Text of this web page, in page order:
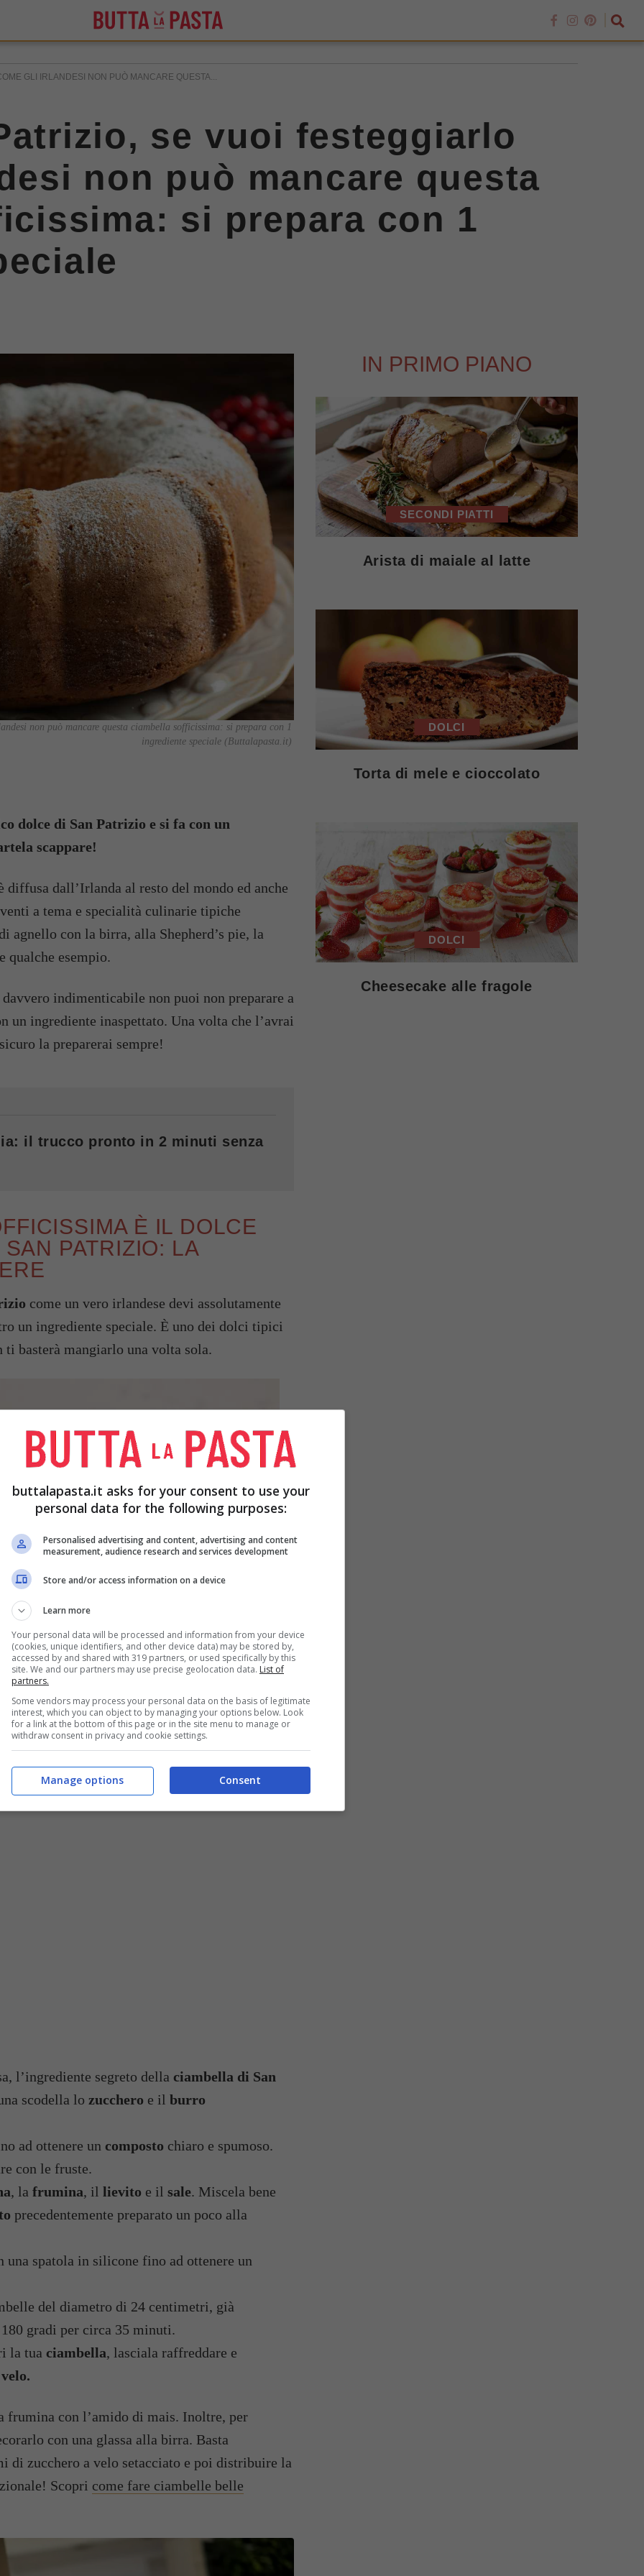
GLI IRLANDESI NON PUÒ MANCARE QUESTA...
se vuoi festeggiarlo
non può mancare questa
si prepara con 1
non può mancare questa ciambella sofficissima: si prepara con 1
ingrediente speciale (Buttalapasta.it)
dolce di San Patrizio e si fa con un
scappare!
dall’Irlanda al resto del mondo ed anche
a tema e specialità culinarie tipiche
agnello con la birra, alla Shepherd’s pie, la
qualche esempio.
indimenticabile non puoi non preparare a
un ingrediente inaspettato. Una volta che l’avrai
la preparerai sempre!
il trucco pronto in 2 minuti senza
È IL DOLCE
PATRIZIO: LA
come un vero irlandese devi assolutamente
un ingrediente speciale. È uno dei dolci tipici
ti basterà mangiarlo una volta sola.
festa di San Patrizio: la ricetta da non perdere (Buttalapasta.it)
DA 24 CM
l’ingrediente segreto della ciambella di San
scodella lo zucchero e il burro
ad ottenere un composto chiaro e spumoso.
con le fruste.
, la frumina, il lievito e il sale. Miscela bene
precedentemente preparato un poco alla
una spatola in silicone fino ad ottenere un
del diametro di 24 centimetri, già
gradi per circa 35 minuti.
la tua ciambella, lasciala raffreddare e
frumina con l’amido di mais. Inoltre, per
con una glassa alla birra. Basta
di zucchero a velo setacciato e poi distribuire la
Scopri come fare ciambelle belle
IN PRIMO PIANO
SECONDI PIATTI
Arista di maiale al latte
DOLCI
Torta di mele e cioccolato
DOLCI
Cheesecake alle fragole
buttalapasta.it asks for your consent to use your
personal data for the following purposes:
Personalised advertising and content, advertising and content
measurement, audience research and services development
Store and/or access information on a device
Learn more
Your personal data will be processed and information from your device
(cookies, unique identifiers, and other device data) may be stored by,
accessed by and shared with 319 partners, or used specifically by this
site. We and our partners may use precise geolocation data. List of
partners.
Some vendors may process your personal data on the basis of legitimate
interest, which you can object to by managing your options below. Look
for a link at the bottom of this page or in the site menu to manage or
withdraw consent in privacy and cookie settings.
Consent
Manage options